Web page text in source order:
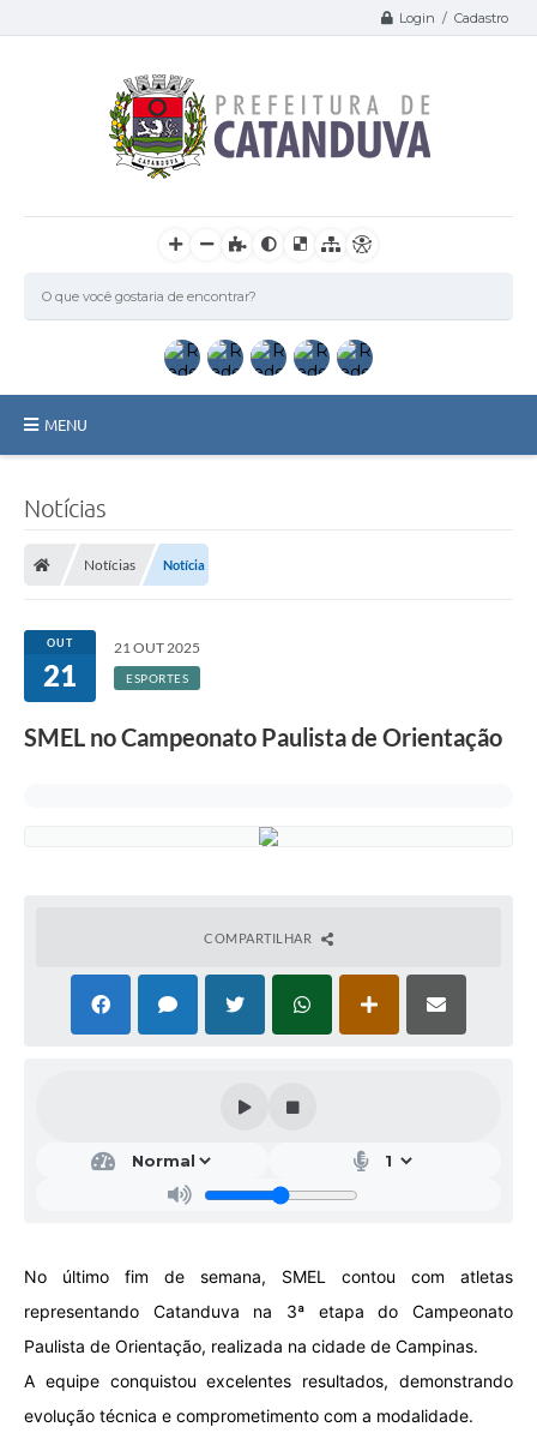
Login / Cadastro
MENU
Licitações / PCA
Transparência
A Prefeitura
Enquete
Jornal
Agenda
Notícias
Notícias Notícia
OUT
21
21 OUT 2025
ESPORTES
SMEL no Campeonato Paulista de Orientação
COMPARTILHAR
No último fim de semana, SMEL contou com atletas
representando Catanduva na 3ª etapa do Campeonato
Paulista de Orientação, realizada na cidade de Campinas.
A equipe conquistou excelentes resultados, demonstrando
evolução técnica e comprometimento com a modalidade.